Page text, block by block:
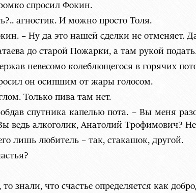
спросил Фокин.
агностик. И можно просто Толя.
– Ну да это нашей сделки не отменяет.
до старой Пожарки, а там рукой
невесомо колеблющегося в горячих
он осипшим от жары голосом.
Только пива там нет.
спутника капелью пота. – Вы меня
ведь алкоголик, Анатолий Трофимович? Не
лишь любитель – так, стакашок, другой.
знали, что счастье определяется как